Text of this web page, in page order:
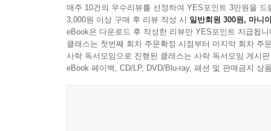
『달과 6펜스』─서머싯 몸이 직접 설명하기를, “
6펜스를 놓친다는 뜻이라구.”
『조스』─인쇄 시작 20분쯤 전에 작가와 편집자
방식으로 조합된 백 개도 넘는 후보 가운데 그나
뭐야, 신인 작가의 첫 소설을 누가 읽는다고?”
매주 10건의 우수리뷰를 선정하여 YES포인트 3만원을 드
3,000원 이상 구매 후 리뷰 작성 시 일반회원 300원, 마니
eBook은 다운로드 후 작성한 리뷰만 YES포인트 지급됩니
클래스는 첫번째 회차 주문확정 시점부터 마지막 회차 주
사락 독서모임으로 진행된 클래스는 사락 독서모임 게시
eBook 페이백, CD/LP, DVD/Blu-ray, 패션 및 판매금지 상